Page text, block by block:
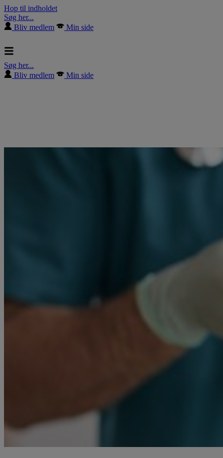
Hop til indholdet
Søg her...
Bliv medlem
Min side
Søg her...
Bliv medlem
Min side